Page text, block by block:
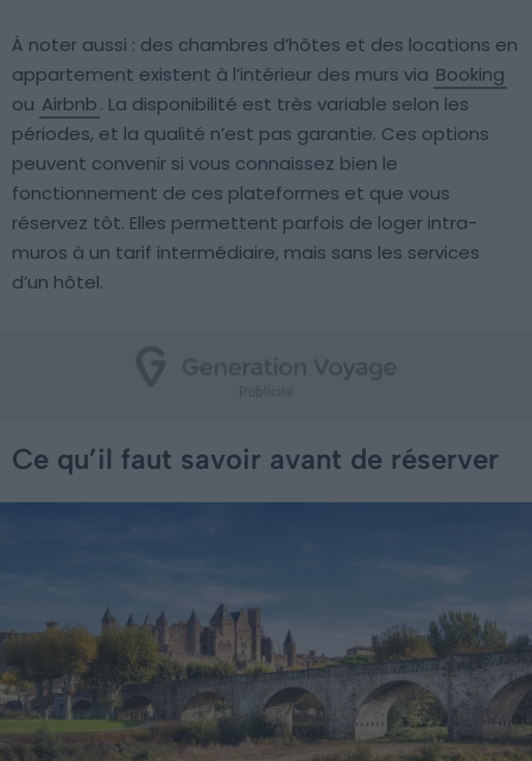
À noter aussi : des chambres d’hôtes et des locations en
appartement existent à l’intérieur des murs via Booking
ou Airbnb. La disponibilité est très variable selon les
périodes, et la qualité n’est pas garantie. Ces options
peuvent convenir si vous connaissez bien le
fonctionnement de ces plateformes et que vous
réservez tôt. Elles permettent parfois de loger intra-
muros à un tarif intermédiaire, mais sans les services
d’un hôtel.
Ce qu’il faut savoir avant de réserver